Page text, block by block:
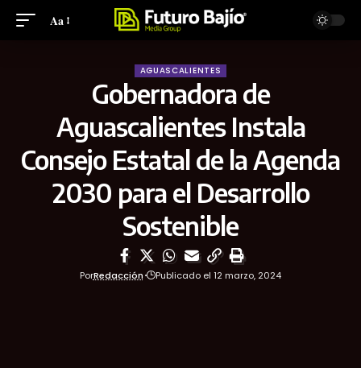
Aa
AGUASCALIENTES
Gobernadora de
Aguascalientes Instala
Consejo Estatal de la Agenda
2030 para el Desarrollo
Sostenible
PorRedacción Publicado el 12 marzo, 2024